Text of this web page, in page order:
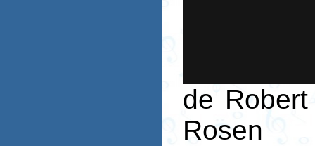
de
Rosen